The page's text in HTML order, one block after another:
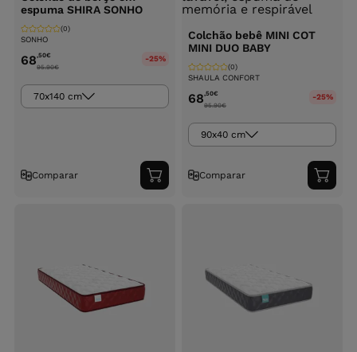
espuma SHIRA SONHO
SONHO
(0)
68,50€
95.90€
-25%
70x140 cm
Comparar
Adicionar
ao
Colchão bebê MINI COT
MINI DUO BABY
SHAULA CONFORT
(0)
68,50€
95.90€
-25%
90x40 cm
Comparar
ao